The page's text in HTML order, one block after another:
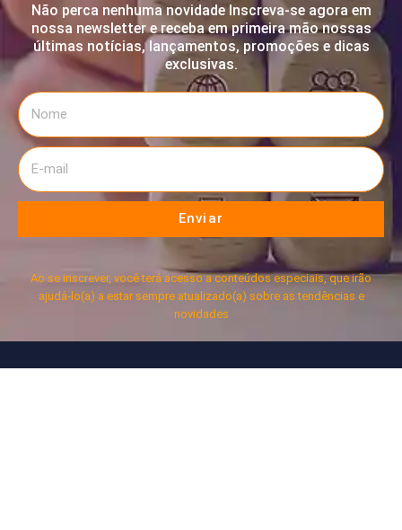
Não perca nenhuma novidade Inscreva-se agora em
nossa newsletter e receba em primeira mão nossas
últimas notícias, lançamentos, promoções e dicas
exclusivas.
Enviar
Ao se inscrever, você terá acesso a conteúdos especiais, que irão
ajudá-lo(a) a estar sempre atualizado(a) sobre as tendências e
novidades